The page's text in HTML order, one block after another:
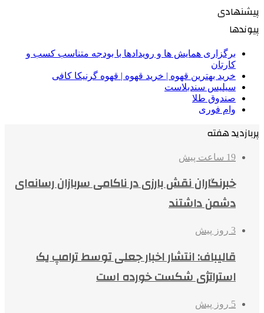
پیشنهادی
پیوندها
برگزاری همایش ها و رویدادها با بودجه متناسب کسب و
کارتان
خرید بهترین قهوه | خرید قهوه | قهوه گرنیکا کافی
سیلیس سندبلاست
صندوق طلا
وام فوری
پربازدید هفته
19 ساعت پیش
خبرنگاران نقش بارزی در ناکامی سربازان رسانه‌ای
دشمن داشتند
3 روز پیش
قالیباف: انتشار اخبار جعلی توسط ترامپ یک
استراتژی شکست خورده است
5 روز پیش